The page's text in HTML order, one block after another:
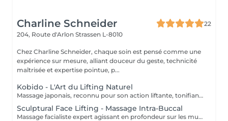
Charline Schneider
22
204, Route d'Arlon Strassen L-8010
Chez Charline Schneider, chaque soin est pensé comme une
expérience sur mesure, alliant douceur du geste, technicité
maîtrisée et expertise pointue, p...
Kobido - L'Art du Lifting Naturel
Massage japonais, reconnu pour son action liftante, tonifiante et anti-âge naturelle. Grâce à un enchaînement précis et rythmé de manuvres manuelles, le Kobido agit en profondeur sur les muscles du visage pour lisser les traits, redessiner l'ovale et raviver l'éclat de la peau. Ce massage stimule la circulation, l'oxygénation des tissus et la production naturelle de collagène et d'élastine, tout en libérant les tensions accumulées dans le visage. Le résultat : un visage plus tonique, reposé et visiblement revitalisé. Bénéfices : Effet liftant naturel et redéfinition des contours Tonification des muscles faciaux Peau plus ferme, plus lisse et plus lumineuse Traits défatigués et tensions relâchées Résultats visibles dès la première séance. Pour des effets durables, une pratique régulière est recommandée.
Sculptural Face Lifting - Massage Intra-Buccal
Massage facialiste expert agissant en profondeur sur les muscles du visage, y compris ceux inaccessibles par le massage externe. Cette technique avancée combine stretching facial et massage intra-buccal pour relâcher les tensions, sculpter les volumes et lifter naturellement le visage, le cou et le décolleté. En travaillant la musculature interne et externe, ce massage permet de redessiner l'ovale, rehausser les pommettes, lisser les traits et améliorer visiblement la qualité de la peau. Il stimule également la circulation sanguine et lymphatique, favorisant l'éclat, la tonicité et la régénération cutanée. Bénéfices : Ovale du visage redessiné, traits sculptés Lissage des rides, cernes et poches Peau plus ferme, plus lumineuse Libération des tensions profondes du visage Effet liftant naturel, sans injection Résultats visibles dès la première séance. Ce massage s'adresse aux visages marqués par le stress, les tensions ou le relâchement.